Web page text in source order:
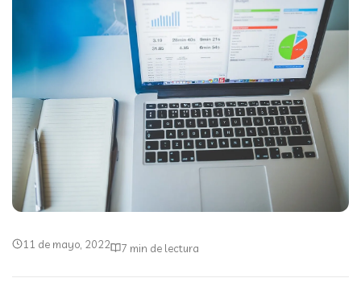
11 de mayo, 2022 7 min de lectura